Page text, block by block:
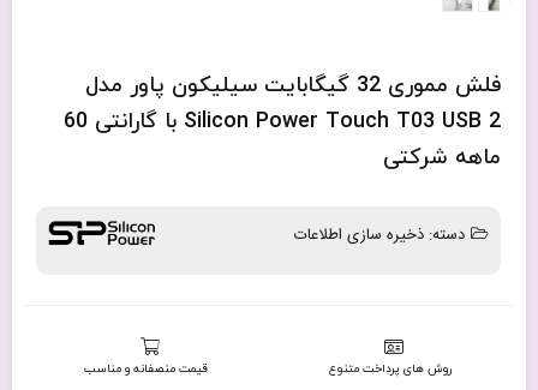
فلش مموری 32 گیگابایت سیلیکون پاور مدل
Silicon Power Touch T03 USB 2 با گارانتی 60
ماهه شرکتی
دسته: ذخیره سازی اطلاعات
روش های پرداخت متنوع قیمت منصفانه و مناسب